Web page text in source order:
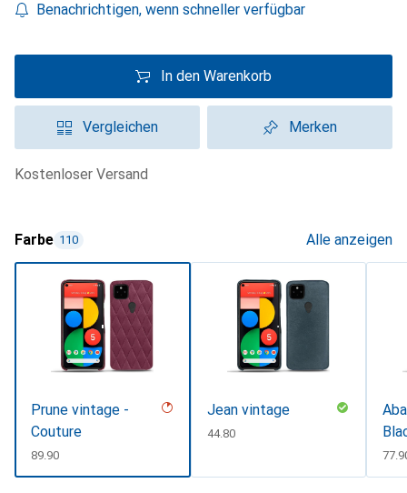
Benachrichtigen, wenn schneller verfügbar
In den Warenkorb
Vergleichen Merken
kostenloser Versand
Farbe 110 Alle anzeigen
Prune vintage -
Couture
CHF
89.90
Jean vintage
CHF
44.80
CHF